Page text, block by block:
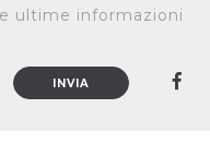
ultime informazioni